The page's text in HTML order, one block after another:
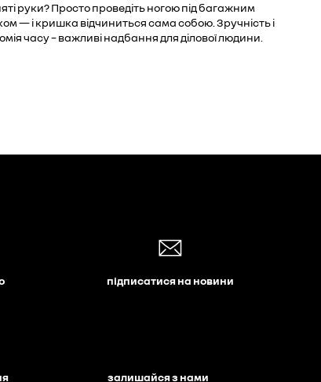
руки? Просто проведіть ногою під багажним
— і кришка відчиниться сама собою. Зручність і
часу – важливі надбання для ділової людини.
підписатися на новини
залишайся з нами